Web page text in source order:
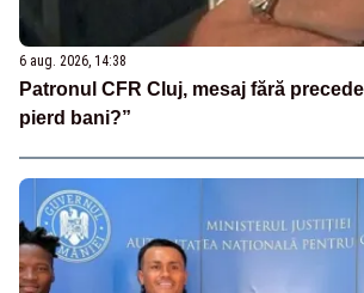
6 aug. 2026, 14:38
Patronul CFR Cluj, mesaj fără
pierd bani?”